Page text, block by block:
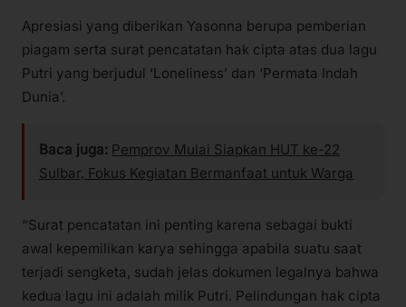
Apresiasi yang diberikan Yasonna berupa pemberian
piagam serta surat pencatatan hak cipta atas dua lagu
Putri yang berjudul ‘Loneliness’ dan ‘Permata Indah
Dunia’.
Baca juga: Pemprov Mulai Siapkan HUT ke-22
Sulbar, Fokus Kegiatan Bermanfaat untuk Warga
“Surat pencatatan ini penting karena sebagai bukti
awal kepemilikan karya sehingga apabila suatu saat
terjadi sengketa, sudah jelas dokumen legalnya bahwa
kedua lagu ini adalah milik Putri. Pelindungan hak cipta